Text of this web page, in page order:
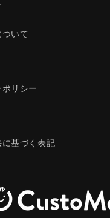
いて
リシー
基づく表記